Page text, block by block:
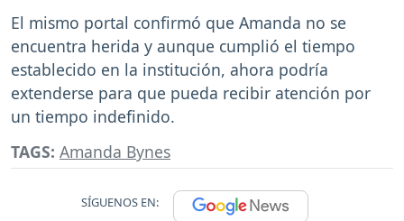
El mismo portal confirmó que Amanda no se
encuentra herida y aunque cumplió el tiempo
establecido en la institución, ahora podría
extenderse para que pueda recibir atención por
un tiempo indefinido.
TAGS: Amanda Bynes
SÍGUENOS EN: